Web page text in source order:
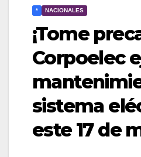
* NACIONALES
¡Tome
Corpoelec
sistema
este 17 de